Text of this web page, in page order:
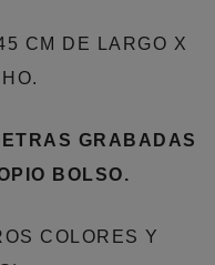
CM DE LARGO X
GRABADAS
BOLSO.
COLORES Y